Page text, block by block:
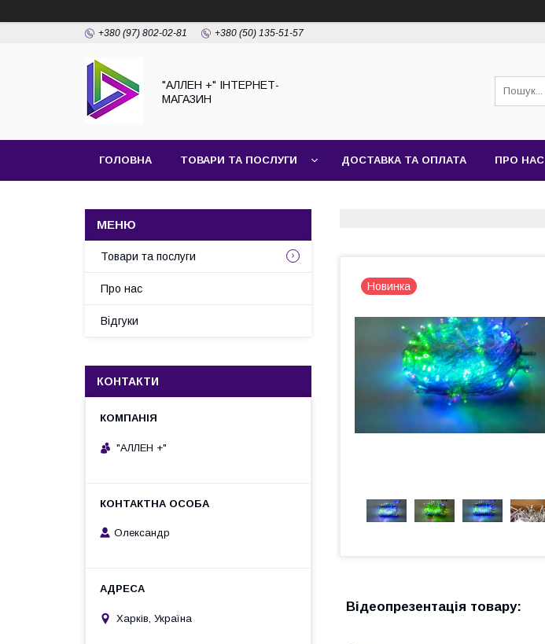
+380 (97) 802-02-81 +380 (50) 135-51-57
"АЛЛЕН +" ІНТЕРНЕТ-
МАГАЗИН
ГОЛОВНА ТОВАРИ ТА ПОСЛУГИ ДОСТАВКА ТА ОПЛАТА ПРО НАС
Новинка
Відеопрезентація товару:
Товари та послуги
Про нас
Відгуки
КОНТАКТИ
"АЛЛЕН +"
Олександр
Харків, Україна